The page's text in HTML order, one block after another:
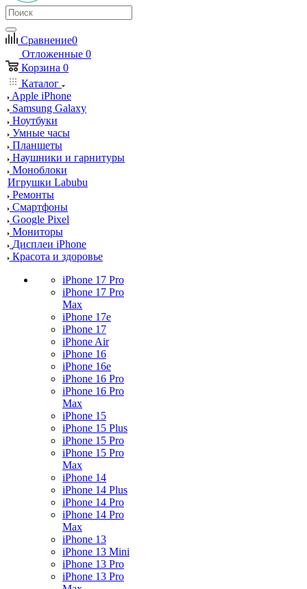
Сравнение0
Отложенные 0
Корзина 0
Каталог
Apple iPhone
Samsung Galaxy
Ноутбуки
Умные часы
Планшеты
Наушники и гарнитуры
Моноблоки
Игрушки Labubu
Ремонты
Смартфоны
Google Pixel
Мониторы
Дисплеи iPhone
Красота и здоровье
iPhone 17 Pro
iPhone 17 Pro
Max
iPhone 17e
iPhone 17
iPhone Air
iPhone 16
iPhone 16e
iPhone 16 Pro
iPhone 16 Pro
Max
iPhone 15
iPhone 15 Plus
iPhone 15 Pro
iPhone 15 Pro
Max
iPhone 14
iPhone 14 Plus
iPhone 14 Pro
iPhone 14 Pro
Max
iPhone 13
iPhone 13 Mini
iPhone 13 Pro
iPhone 13 Pro